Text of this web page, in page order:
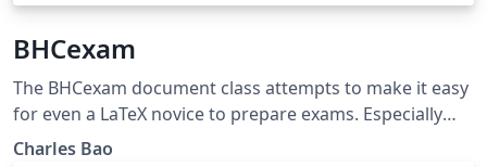
BHCexam
The BHCexam document class attempts to make it easy
for even a LaTeX novice to prepare exams. Especially
designed for math teachers in China.
Charles Bao